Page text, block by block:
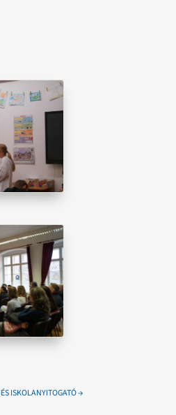
ISKOLANYITOGATÓ→